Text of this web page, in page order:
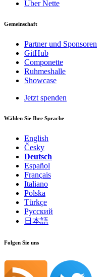
Über Nette
Gemeinschaft
Partner und Sponsoren
GitHub
Componette
Ruhmeshalle
Showcase
Jetzt spenden
Wählen Sie Ihre Sprache
English
Česky
Deutsch
Español
Français
Italiano
Polska
Türkçe
Русский
日本語
Folgen Sie uns